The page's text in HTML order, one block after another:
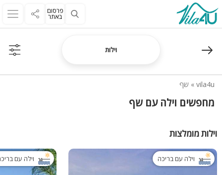
פרסום
באתר
וילות
vila4u
» שף
מחפשים וילה עם שף
וילות מומלצות
וילה עם בריכה וילה עם